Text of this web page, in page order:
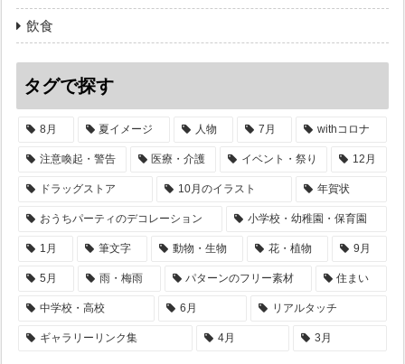
飲食
タグで探す
8月 夏イメージ 人物 7月 withコロナ
注意喚起・警告 医療・介護 イベント・祭り 12月
ドラッグストア 10月のイラスト 年賀状
おうちパーティのデコレーション 小学校・幼稚園・保育園
1月 筆文字 動物・生物 花・植物 9月
5月 雨・梅雨 パターンのフリー素材 住まい
中学校・高校 6月 リアルタッチ
ギャラリーリンク集 4月 3月